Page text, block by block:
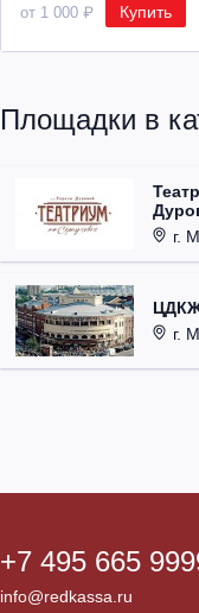
от 1 000 ₽ Купить
Площадки в
г.
г.
+7 495 665
info@redkassa.ru